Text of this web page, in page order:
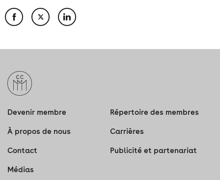
Devenir membre Répertoire des membres
À propos de nous Carrières
Contact Publicité et partenariat
Médias